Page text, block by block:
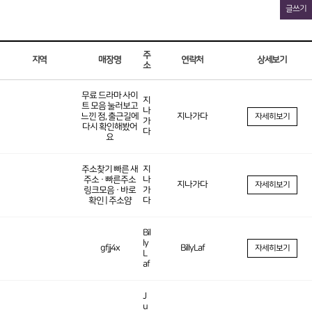
글쓰기
지역 매장명
주
소
연락처 상세보기
무료 드라마 사이
트 모음 눌러보고
느낀 점, 출근길에
다시 확인해봤어
요
지
나
가
다
지나가다 자세히보기
주소찾기 빠른 새
주소 · 빠른주소
링크모음 · 바로
확인 | 주소얌
지
나
가
다
지나가다 자세히보기
gfjj4x
Bil
ly
L
af
BillyLaf 자세히보기
J
u